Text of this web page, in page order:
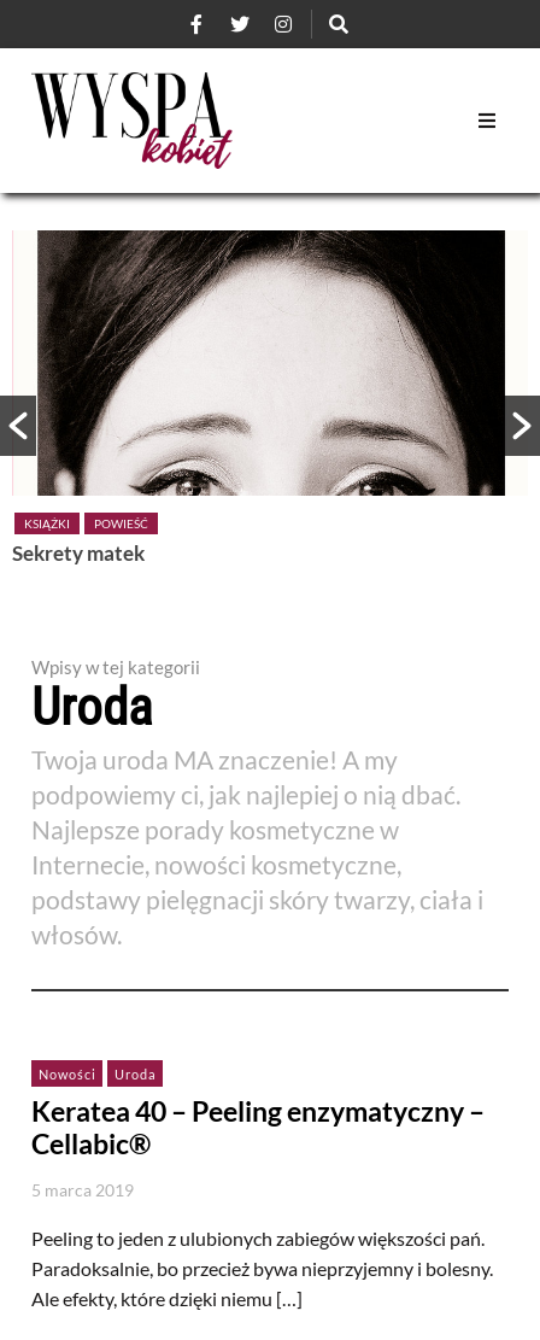
KSIĄŻKI POWIEŚĆ
Sekrety matek
Wpisy w tej kategorii
Uroda
Twoja uroda MA znaczenie! A my
podpowiemy ci, jak najlepiej o nią dbać.
Najlepsze porady kosmetyczne w
Internecie, nowości kosmetyczne,
podstawy pielęgnacji skóry twarzy, ciała i
włosów.
Nowości Uroda
Keratea 40 – Peeling enzymatyczny –
Cellabic®
5 marca 2019
Peeling to jeden z ulubionych zabiegów większości pań.
Paradoksalnie, bo przecież bywa nieprzyjemny i bolesny.
Ale efekty, które dzięki niemu […]